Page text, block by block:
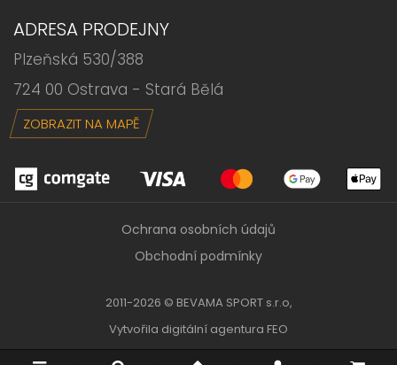
ADRESA PRODEJNY
Plzeňská 530/388
724 00 Ostrava - Stará Bělá
ZOBRAZIT NA MAPĚ
2011-2026 © BEVAMA SPORT s.r.o,
Ochrana osobních údajů
Obchodní podmínky
Vytvořila digitální agentura FEO